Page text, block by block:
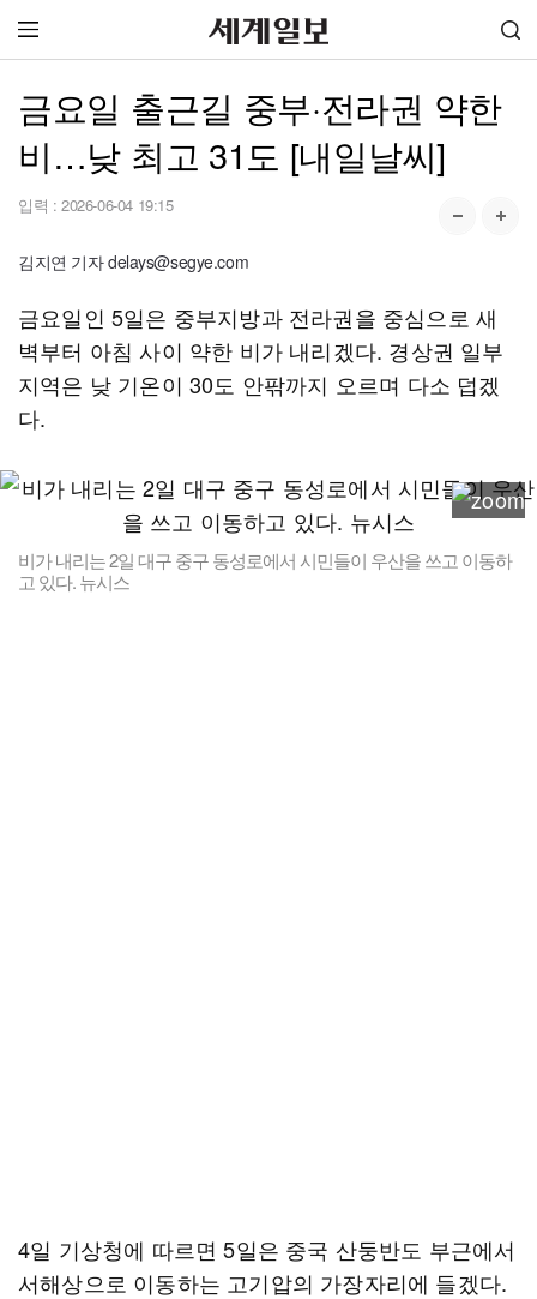
금요일 출근길 중부·전라권 약한
비…낮 최고 31도 [내일날씨]
입력 : 2026-06-04 19:15
김지연 기자 delays@segye.com
금요일인 5일은 중부지방과 전라권을 중심으로 새
벽부터 아침 사이 약한 비가 내리겠다. 경상권 일부
지역은 낮 기온이 30도 안팎까지 오르며 다소 덥겠
다.
비가 내리는 2일 대구 중구 동성로에서 시민들이 우산을 쓰고 이동하
고 있다. 뉴시스
4일 기상청에 따르면 5일은 중국 산둥반도 부근에서
서해상으로 이동하는 고기압의 가장자리에 들겠다.